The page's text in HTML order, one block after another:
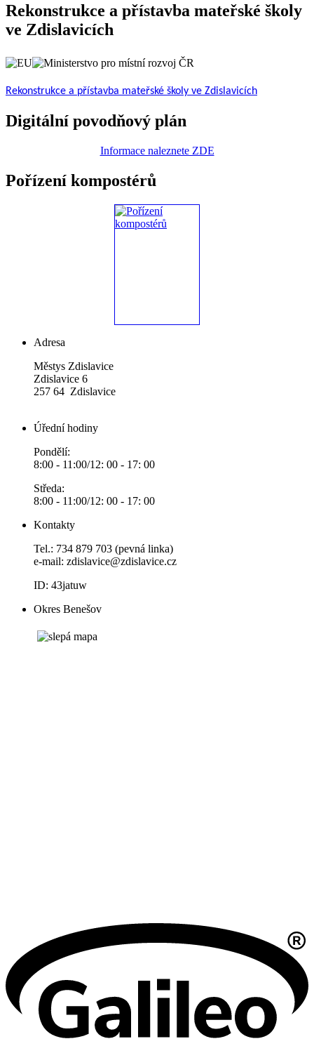
Rekonstrukce a přístavba mateřské školy
ve Zdislavicích
Rekonstrukce a přístavba mateřské školy ve Zdislavicích
Digitální povodňový plán
Informace naleznete ZDE
Pořízení kompostérů
Adresa
Městys Zdislavice
Zdislavice 6
257 64 Zdislavice
Úřední hodiny
Pondělí:
8:00 - 11:00/12: 00 - 17: 00
Středa:
8:00 - 11:00/12: 00 - 17: 00
Kontakty
Tel.: 734 879 703 (pevná linka)
e-mail: zdislavice@zdislavice.cz
ID: 43jatuw
Okres Benešov